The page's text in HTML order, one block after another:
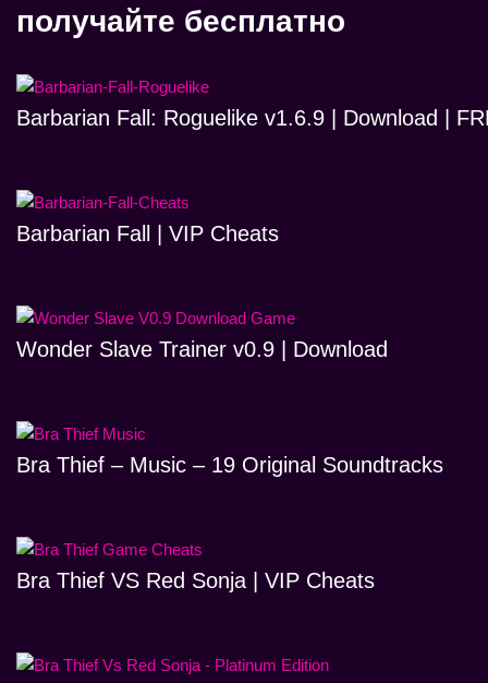
получайте бесплатно
Barbarian Fall: Roguelike v1.6.9 | Download |
Barbarian Fall | VIP Cheats
Wonder Slave Trainer v0.9 | Download
Bra Thief – Music – 19 Original Soundtracks
Bra Thief VS Red Sonja | VIP Cheats